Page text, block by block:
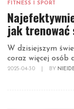
FITNESS I SPORT
jak
W dzisiejszym
coraz więcej osób
2025-04-30 BY